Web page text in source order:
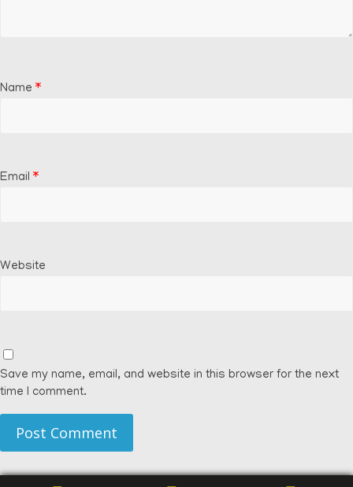
Name *
Email *
Website
Save my name, email, and website in this browser for the next
time I comment.